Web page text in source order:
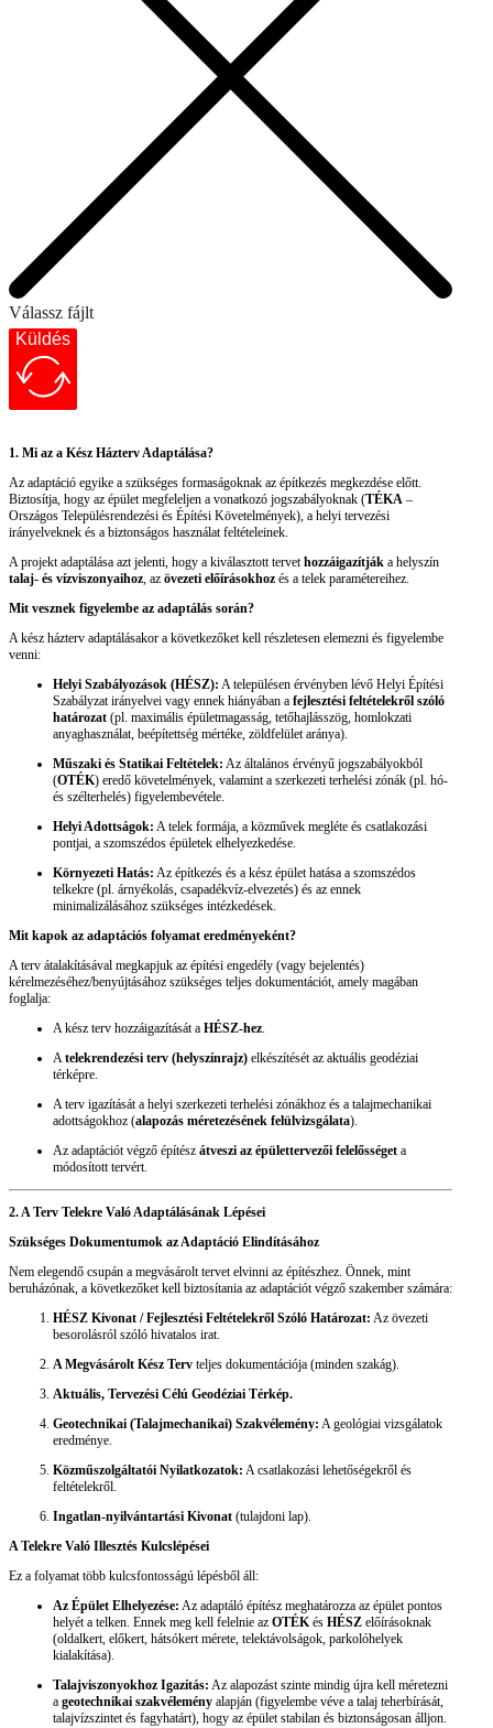
Válassz fájlt
Küldés
1. Mi az a Kész Házterv Adaptálása?
Az adaptáció egyike a szükséges formaságoknak az építkezés megkezdése előtt.
Biztosítja, hogy az épület megfeleljen a vonatkozó jogszabályoknak (TÉKA –
Országos Településrendezési és Építési Követelmények), a helyi tervezési
irányelveknek és a biztonságos használat feltételeinek.
A projekt adaptálása azt jelenti, hogy a kiválasztott tervethozzáigazítják a helyszín
talaj- és vízviszonyaihoz, az övezeti előírásokhoz és a telek paramétereihez.
Mit vesznek figyelembe az adaptálás során?
A kész házterv adaptálásakor a következőket kell részletesen elemezni és figyelembe
venni:
Helyi Szabályozások (HÉSZ): A településen érvényben lévő Helyi Építési
Szabályzat irányelvei vagy ennek hiányában a fejlesztési feltételekről szóló
határozat (pl. maximális épületmagasság, tetőhajlásszög, homlokzati
anyaghasználat, beépítettség mértéke, zöldfelület aránya).
Műszaki és Statikai Feltételek: Az általános érvényű jogszabályokból
(OTÉK) eredő követelmények, valamint a szerkezeti terhelési zónák (pl. hó-
és szélterhelés) figyelembevétele.
Helyi Adottságok: A telek formája, a közművek megléte és csatlakozási
pontjai, a szomszédos épületek elhelyezkedése.
Környezeti Hatás: Az építkezés és a kész épület hatása a szomszédos
telkekre (pl. árnyékolás, csapadékvíz-elvezetés) és az ennek
minimalizálásához szükséges intézkedések.
Mit kapok az adaptációs folyamat eredményeként?
A terv átalakításával megkapjuk az építési engedély (vagy bejelentés)
kérelmezéséhez/benyújtásához szükséges teljes dokumentációt, amely magában
foglalja:
A kész terv hozzáigazítását a HÉSZ-hez.
Atelekrendezési terv (helyszínrajz) elkészítését az aktuális geodéziai
térképre.
A terv igazítását a helyi szerkezeti terhelési zónákhoz és a talajmechanikai
adottságokhoz (alapozás méretezésének felülvizsgálata).
Az adaptációt végző építész átveszi az épülettervezői felelősséget a
módosított tervért.
2. A Terv Telekre Való Adaptálásának Lépései
Szükséges Dokumentumok az Adaptáció Elindításához
Nem elegendő csupán a megvásárolt tervet elvinni az építészhez. Önnek, mint
beruházónak, a következőket kell biztosítania az adaptációt végző szakember számára:
HÉSZ Kivonat / Fejlesztési Feltételekről Szóló Határozat: Az övezeti
besorolásról szóló hivatalos irat.
A Megvásárolt Kész Terv teljes dokumentációja (minden szakág).
Aktuális, Tervezési Célú Geodéziai Térkép.
Geotechnikai (Talajmechanikai) Szakvélemény: A geológiai vizsgálatok
eredménye.
Közműszolgáltatói Nyilatkozatok: A csatlakozási lehetőségekről és
feltételekről.
Ingatlan-nyilvántartási Kivonat (tulajdoni lap).
A Telekre Való Illesztés Kulcslépései
Ez a folyamat több kulcsfontosságú lépésből áll:
Az Épület Elhelyezése: Az adaptáló építész meghatározza az épület pontos
helyét a telken. Ennek meg kell felelnie az OTÉKés HÉSZ előírásoknak
(oldalkert, előkert, hátsókert mérete, telektávolságok, parkolóhelyek
kialakítása).
Talajviszonyokhoz Igazítás: Az alapozást szinte mindig újra kell méretezni
a geotechnikai szakvélemény alapján (figyelembe véve a talaj teherbírását,
talajvízszintet és fagyhatárt), hogy az épület stabilan és biztonságosan álljon.